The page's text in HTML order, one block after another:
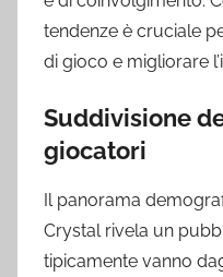
tendenze è cruciale
di gioco e migliorare
Suddivisione
giocatori
Il panorama
Crystal rivela un
tipicamente vanno